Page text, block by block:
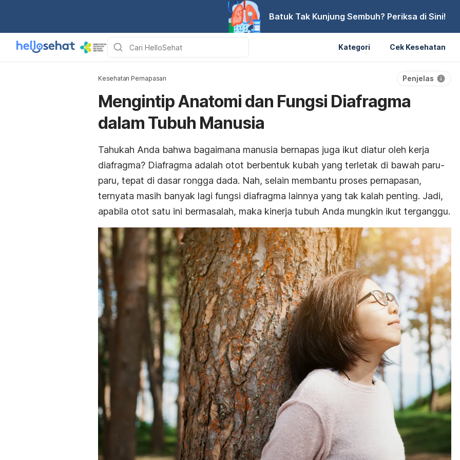
Batuk Tak Kunjung Sembuh? Periksa di Sini!
Kategori Cek Kesehatan
Kesehatan Pernapasan Penjelas
Mengintip Anatomi dan Fungsi Diafragma
dalam Tubuh Manusia
Tahukah Anda bahwa bagaimana manusia bernapas juga ikut diatur oleh kerja
diafragma? Diafragma adalah otot berbentuk kubah yang terletak di bawah paru-
paru, tepat di dasar rongga dada. Nah, selain membantu proses pernapasan,
ternyata masih banyak lagi fungsi diafragma lainnya yang tak kalah penting. Jadi,
apabila otot satu ini bermasalah, maka kinerja tubuh Anda mungkin ikut terganggu.